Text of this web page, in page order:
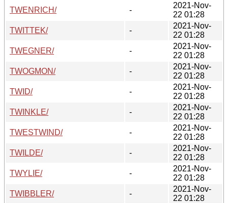
TWENRICH/
-
2021-Nov-
22 01:28
TWITTEK/
-
2021-Nov-
22 01:28
TWEGNER/
-
2021-Nov-
22 01:28
TWOGMON/
-
2021-Nov-
22 01:28
TWID/
-
2021-Nov-
22 01:28
TWINKLE/
-
2021-Nov-
22 01:28
TWESTWIND/
-
2021-Nov-
22 01:28
TWILDE/
-
2021-Nov-
22 01:28
TWYLIE/
-
2021-Nov-
22 01:28
TWIBBLER/
-
2021-Nov-
22 01:28